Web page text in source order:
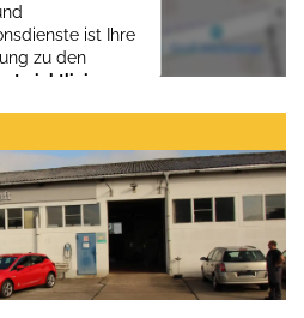
ist Ihre
zu den
und